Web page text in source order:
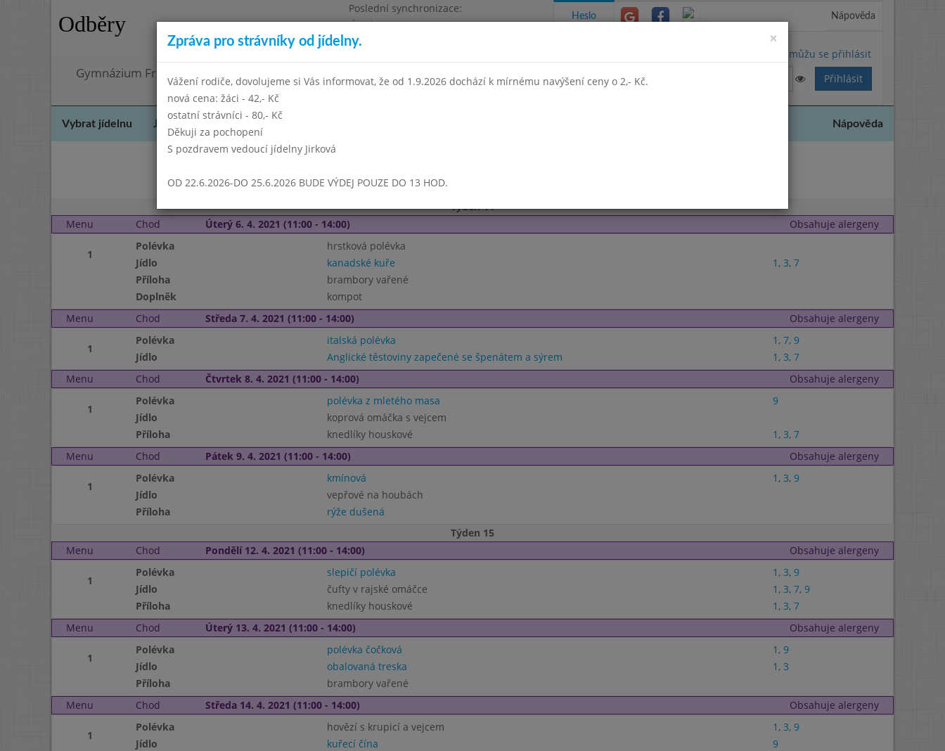
Odběry
Poslední synchronizace:
Úterý 21.7.2026 8:55
Omezení objednávek
Gymnázium Františka Palackého, Neratovice, Masarykova 450
Heslo Nápověda
Nemůžu se přihlásit
Vybrat jídelnu Jídelní lístek Nápověda
Týden 14
Menu
Chod Úterý 6. 4. 2021 (11:00 - 14:00) Obsahuje alergeny
1
Polévka
hrstková polévka
Jídlo
kanadské kuře 1 , 3, 7
Příloha
brambory vařené
Doplněk
kompot
Menu
Chod Středa 7. 4. 2021 (11:00 - 14:00) Obsahuje alergeny
1
Polévka italská polévka 1 , 7, 9
Jídlo
Anglické těstoviny zapečené se špenátem a sýrem 1 , 3, 7
Menu
Chod Čtvrtek 8. 4. 2021 (11:00 - 14:00) Obsahuje alergeny
1
Polévka polévka z mletého masa
9
Jídlo
koprová omáčka s vejcem
Příloha
knedlíky houskové 1 , 3, 7
Menu
Chod Pátek 9. 4. 2021 (11:00 - 14:00) Obsahuje alergeny
1
Polévka kmínová 1 , 3, 9
Jídlo
vepřové na houbách
Příloha
rýže dušená
Týden 15
Menu
Chod Pondělí 12. 4. 2021 (11:00 - 14:00) Obsahuje alergeny
1
Polévka slepičí polévka 1 , 3, 9
Jídlo
čufty v rajské omáčce 1 , 3, 7, 9
Příloha
knedlíky houskové 1 , 3, 7
Menu
Chod Úterý 13. 4. 2021 (11:00 - 14:00) Obsahuje alergeny
1
Polévka polévka čočková 1 , 9
Jídlo
obalovaná treska 1 , 3
Příloha
brambory vařené
Menu
Chod Středa 14. 4. 2021 (11:00 - 14:00) Obsahuje alergeny
1
Polévka hovězí s krupicí a vejcem 1 , 3, 9
Jídlo
kuřecí čína
9
×
Zpráva pro strávníky od jídelny.
Vážení rodiče, dovolujeme si Vás informovat, že od 1.9.2026 dochází k mírnému navýšení ceny o 2,- Kč.
nová cena: žáci - 42,- Kč
ostatní strávníci - 80,- Kč
Děkuji za pochopení
S pozdravem vedoucí jídelny Jirková
OD 22.6.2026-DO 25.6.2026 BUDE VÝDEJ POUZE DO 13 HOD.